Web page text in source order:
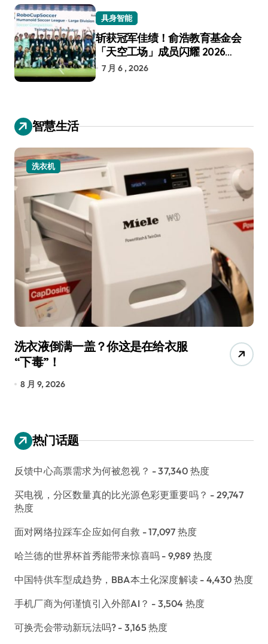
具身智能
斩获冠军佳绩！俞浩教育基金会
「天空工场」成员闪耀 2026
RoboCup 机器人世界杯
7 月 6 , 2026
智慧生活
洗衣机
洗衣液倒满一盖？你这是在给衣服
“下毒”！
8 月 9, 2026
热门话题
反馈中心高票需求为何被忽视？ - 37,340 热度
买电视，分区数量真的比光源色彩更重要吗？ - 29,747
热度
面对网络拉踩车企应如何自救 - 17,097 热度
哈兰德的世界杯首秀能带来惊喜吗 - 9,989 热度
中国特供车型成趋势，BBA本土化深度解读 - 4,430 热度
手机厂商为何谨慎引入外部AI？ - 3,504 热度
可换壳会带动新玩法吗? - 3,165 热度